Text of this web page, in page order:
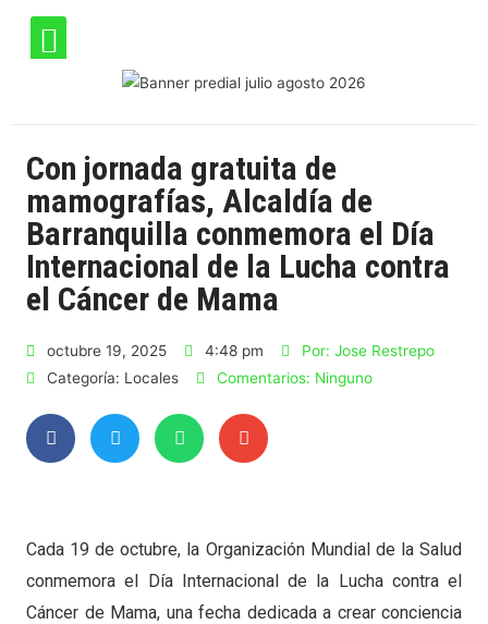
Con jornada gratuita de
mamografías, Alcaldía de
Barranquilla conmemora el Día
Internacional de la Lucha contra
el Cáncer de Mama
octubre 19, 2025 4:48 pm Por: Jose Restrepo
Categoría: Locales Comentarios: Ninguno
Cada 19 de octubre, la Organización Mundial de la Salud
conmemora el Día Internacional de la Lucha contra el
Cáncer de Mama, una fecha dedicada a crear conciencia